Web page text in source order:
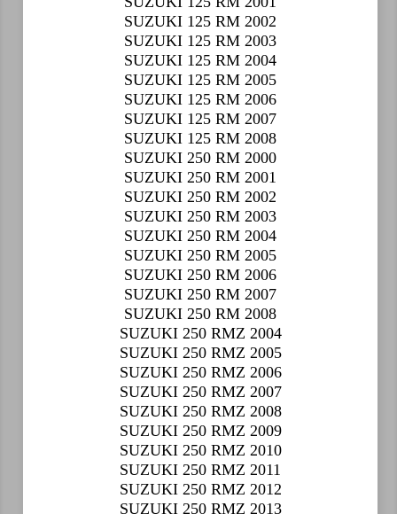
SUZUKI 125 RM 2002
SUZUKI 125 RM 2003
SUZUKI 125 RM 2004
SUZUKI 125 RM 2005
SUZUKI 125 RM 2006
SUZUKI 125 RM 2007
SUZUKI 125 RM 2008
SUZUKI 250 RM 2000
SUZUKI 250 RM 2001
SUZUKI 250 RM 2002
SUZUKI 250 RM 2003
SUZUKI 250 RM 2004
SUZUKI 250 RM 2005
SUZUKI 250 RM 2006
SUZUKI 250 RM 2007
SUZUKI 250 RM 2008
SUZUKI 250 RMZ 2004
SUZUKI 250 RMZ 2005
SUZUKI 250 RMZ 2006
SUZUKI 250 RMZ 2007
SUZUKI 250 RMZ 2008
SUZUKI 250 RMZ 2009
SUZUKI 250 RMZ 2010
SUZUKI 250 RMZ 2011
SUZUKI 250 RMZ 2012
SUZUKI 250 RMZ 2013